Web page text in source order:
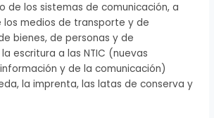
de los sistemas de comunicación, a
medios de transporte y de
bienes, de personas y de
escritura a las NTIC (nuevas
y de la comunicación)
la imprenta, las latas de conserva y